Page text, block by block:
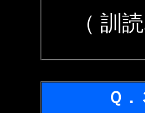
（ 訓
Ｑ．